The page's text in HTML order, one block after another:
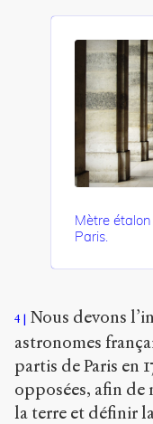
Mètre
Paris.
4
Nous devons
astronomes
partis de Paris en
opposées, afin de
la terre et définir